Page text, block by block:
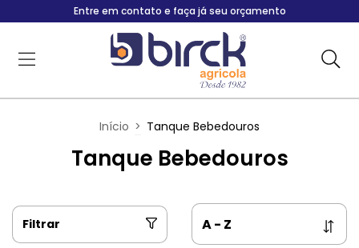
Entre em contato e faça já seu orçamento
Início > Tanque Bebedouros
Tanque Bebedouros
Filtrar